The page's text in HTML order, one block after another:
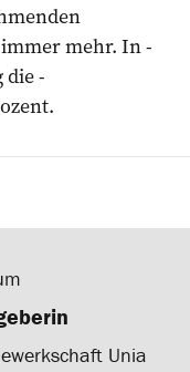
mehr. In
die
Unia